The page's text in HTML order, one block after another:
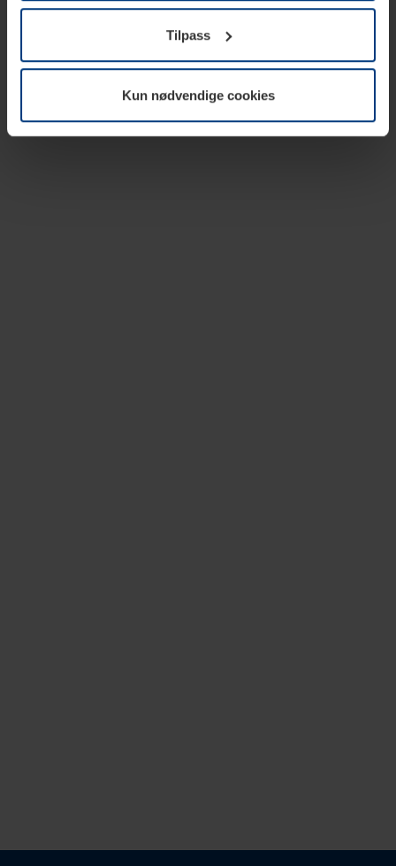
trenger vi din tillatelse. Du kan når som helst endre eller
tilbakekalle ditt samtykke i forklaringen av
informasjonskapselen på sidenPersonvernerklæringpå
Tilpass
Kun nødvendige cookies